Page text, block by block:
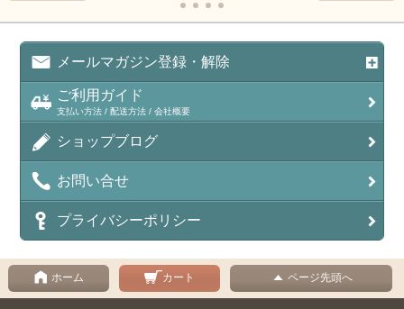
メールマガジン登録・解除
ご利用ガイド
支払い方法 / 配送方法 / 会社概要
ショップブログ
お問い合せ
プライバシーポリシー
ホーム カート ページ先頭へ